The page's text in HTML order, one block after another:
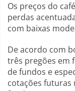
Os preços do
perdas
com baixas
De acordo com
três pregões em
de fundos e
cotações futuras